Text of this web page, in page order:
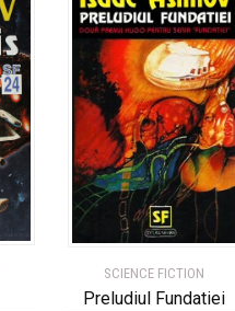
SCIENCE FICTION
Preludiul Fundatiei